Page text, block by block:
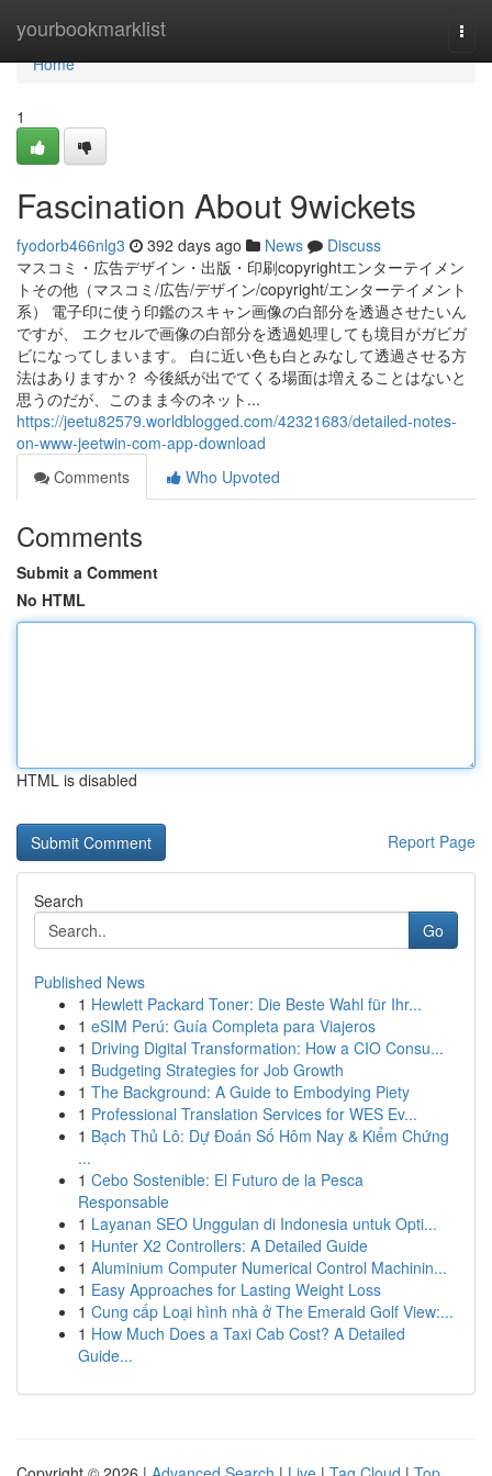
yourbookmarklist
Home
Home
1
Fascination About 9wickets
fyodorb466nlg3 392 days ago News
Discuss
マスコミ・広告デザイン・出版・印刷copyrightエンターテイメン
トその他（マスコミ/広告/デザイン/copyright/エンターテイメント
系） 電子印に使う印鑑のスキャン画像の白部分を透過させたいん
ですが、 エクセルで画像の白部分を透過処理しても境目がガビガ
ビになってしまいます。 白に近い色も白とみなして透過させる方
法はありますか？ 今後紙が出でてくる場面は増えることはないと
思うのだが、このまま今のネット...
https://jeetu82579.worldblogged.com/42321683/detailed-notes-
on-www-jeetwin-com-app-download
Comments
Who Upvoted
Comments
Submit a Comment
No HTML
HTML is disabled
Report Page
Search
Go
Published News
1 Hewlett Packard Toner: Die Beste Wahl für Ihr...
1 eSIM Perú: Guía Completa para Viajeros
1 Driving Digital Transformation: How a CIO Consu...
1 Budgeting Strategies for Job Growth
1 The Background: A Guide to Embodying Piety
1 Professional Translation Services for WES Ev...
1 Bạch Thủ Lô: Dự Đoán Số Hôm Nay & Kiểm Chứng
...
1 Cebo Sostenible: El Futuro de la Pesca
Responsable
1 Layanan SEO Unggulan di Indonesia untuk Opti...
1 Hunter X2 Controllers: A Detailed Guide
1 Aluminium Computer Numerical Control Machinin...
1 Easy Approaches for Lasting Weight Loss
1 Cung cấp Loại hình nhà ở The Emerald Golf View:...
1 How Much Does a Taxi Cab Cost? A Detailed
Guide...